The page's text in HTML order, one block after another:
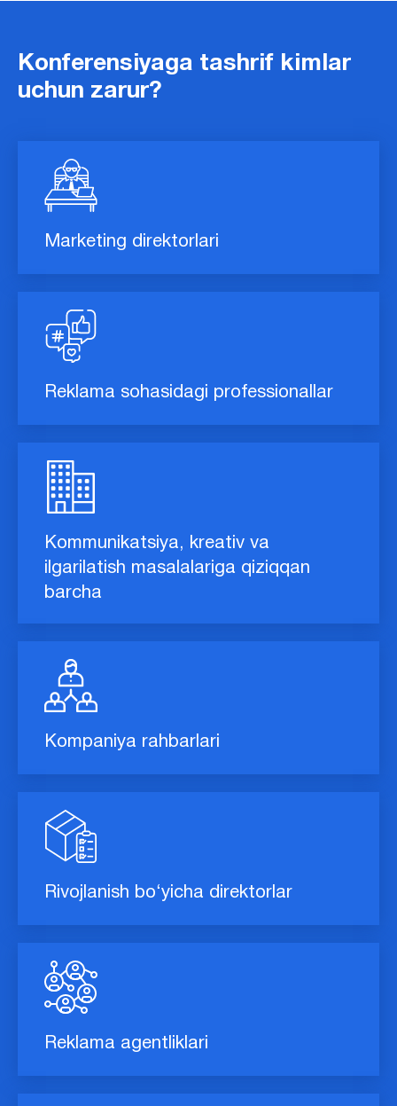
Konferensiyaga tashrif kimlar
uchun zarur?
Marketing direktorlari
Reklama sohasidagi professionallar
Kommunikatsiya, kreativ va
ilgarilatish masalalariga qiziqqan
barcha
Kompaniya rahbarlari
Rivojlanish bo‘yicha direktorlar
Reklama agentliklari